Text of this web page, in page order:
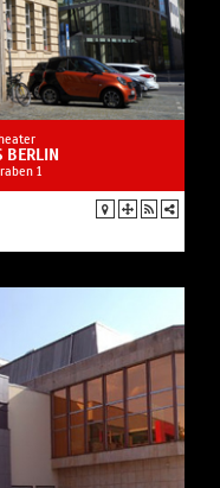
BERLIN
1